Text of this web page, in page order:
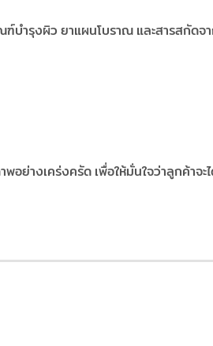
บำรุงผิว ยาแผนโบราณ และสารสกัดจ
ย่างเคร่งครัด เพื่อให้มั่นใจว่าลูกค้าจะไ